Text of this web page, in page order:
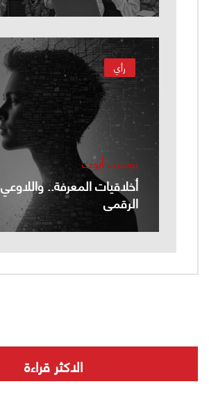
رأي
يوسف أيوب
أخلاقيات المعرفة.. واللاوعي
الرقمي
الاكثر قراءة